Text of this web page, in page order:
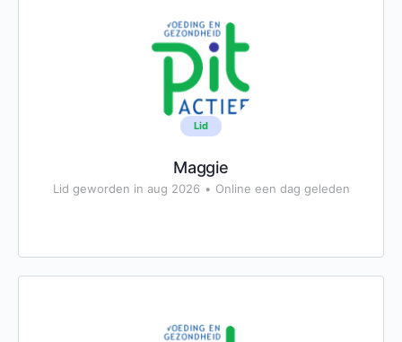
Lid
Maggie
Lid geworden in aug 2026 • Online een dag geleden